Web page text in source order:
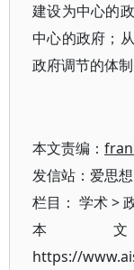
建设为中心的
中心的政府；
政府调节的体
本文责编：
发信站：爱思
栏目： 学术>
本
https://